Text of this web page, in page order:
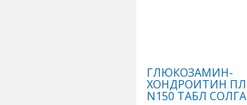
ГЛЮКОЗАМИН-
ХОНДРОИТИН
N150 ТАБЛ